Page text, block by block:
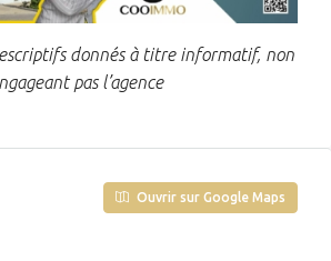
donnés à titre informatif, non
pas l’agence
Ouvrir sur Google Maps